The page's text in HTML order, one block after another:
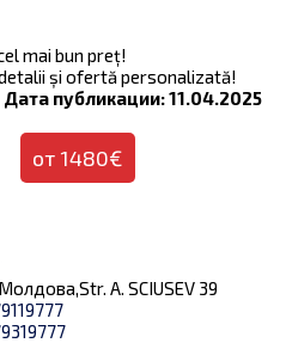
mai bun preț!
și ofertă personalizată!
Дата публикации: 11.04.2025
от 1480€
A. SCIUSEV 39